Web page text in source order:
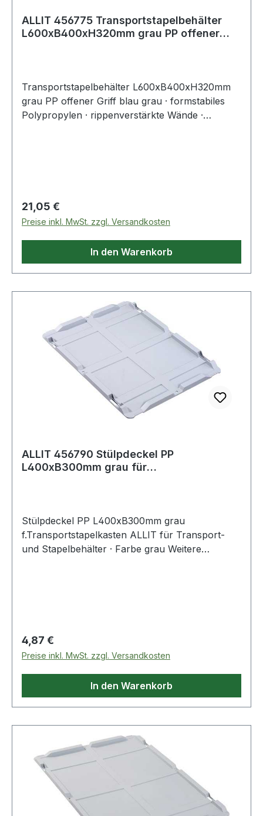
ALLIT 456775 Transportstapelbehälter
L600xB400xH320mm grau PP offener
Transportstapelbehälter L600xB400xH320mm
grau PP offener Griff blau grau · formstabiles
Polypropylen · rippenverstärkte Wände ·
GriffWeitere technische Eigenschaften:·
Seitenwände: geschlossen· Innenhöhe: 315mm·
Innenlänge: 555mm· Innenbreite: 355mm
Regulärer Preis:
21,05 €
Preise inkl. MwSt. zzgl. Versandkosten
In den Warenkorb
ALLIT 456790 Stülpdeckel PP
L400xB300mm grau für
Stülpdeckel PP L400xB300mm grau
f.Transportstapelkasten ALLIT für Transport-
und Stapelbehälter · Farbe grau Weitere
Regulärer Preis:
4,87 €
Preise inkl. MwSt. zzgl. Versandkosten
In den Warenkorb